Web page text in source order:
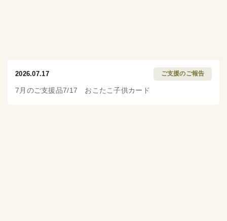
2026.07.17 ご支援のご報告
7月のご支援品7/17 おこたこ子供カード